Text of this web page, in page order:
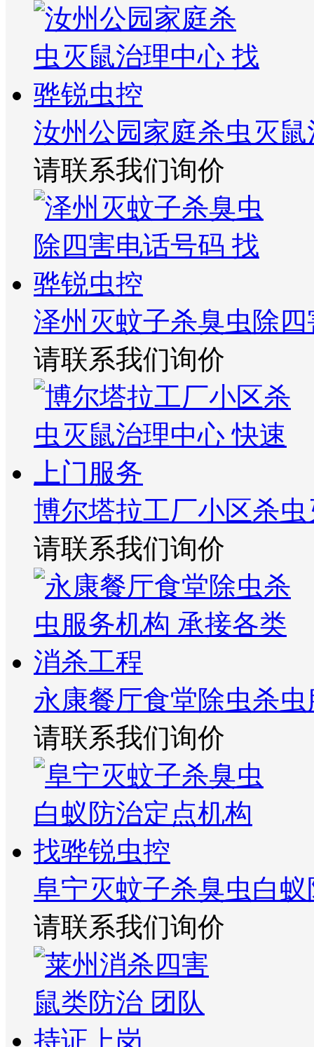
汝州公园家庭杀虫灭
请联系我们询价
泽州灭蚊子杀臭虫除
请联系我们询价
博尔塔拉工厂小区杀
请联系我们询价
永康餐厅食堂除虫杀
请联系我们询价
阜宁灭蚊子杀臭虫白
请联系我们询价